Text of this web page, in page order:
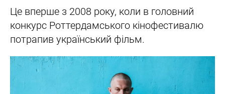
Це вперше з 2008 року, коли в головний
конкурс Роттердамського кінофестивалю
потрапив український фільм.